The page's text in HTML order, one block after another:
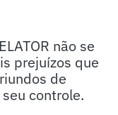
não se
prejuízos que
de
controle.